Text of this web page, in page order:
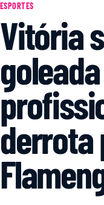
ESPORTES
Vitória
derrota